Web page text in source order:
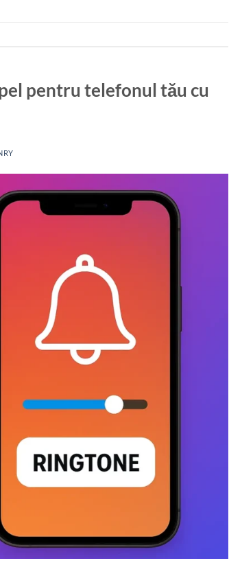
pentru telefonul tău cu